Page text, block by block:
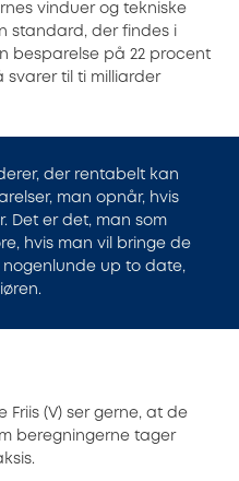
vinduer og tekniske
standard, der findes i
besparelse på 22 procent
svarer til ti milliarder
der rentabelt kan
man opnår, hvis
Det er det, man som
hvis man vil bringe de
up to date,
Friis (V) ser gerne, at de
beregningerne tager